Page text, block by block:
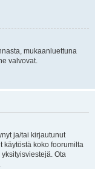
mukaanluettuna
valvovat.
ja/tai kirjautunut
käytöstä koko foorumilta
Ota